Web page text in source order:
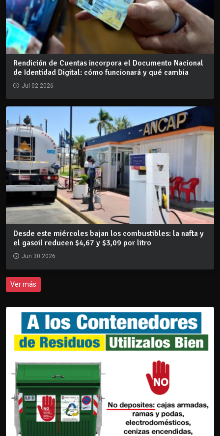
Rendición de Cuentas incorpora el Documento Nacional
de Identidad Digital: cómo funcionará y qué cambia
Jul 02 2026
Desde este miércoles bajan los combustibles: la nafta y
el gasoil reducen $4,67 y $3,09 por litro
Jun 30 2026
Ver más